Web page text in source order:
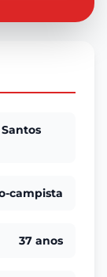
campista
37 anos